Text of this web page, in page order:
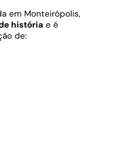
em Monteirópolis,
história e é
de: